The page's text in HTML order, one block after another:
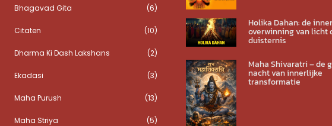
Bhagavad Gita (6)
Citaten (10)
Dharma Ki Dash Lakshans (2)
Ekadasi (3)
Maha Purush (13)
Maha Striya (5)
Holika Dahan: de
overwinning van licht
duisternis
Maha Shivaratri – de
nacht van innerlijke
transformatie